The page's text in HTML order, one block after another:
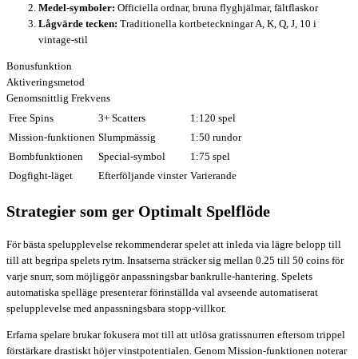
Medel-symboler: Officiella ordnar, bruna flyghjälmar, fältflaskor
Lågvärde tecken: Traditionella kortbeteckningar A, K, Q, J, 10 i
vintage-stil
Bonusfunktion
Aktiveringsmetod
Genomsnittlig Frekvens
Free Spins
3+ Scatters
1:120 spel
Mission-funktionen Slumpmässig
1:50 rundor
Bombfunktionen
Special-symbol
1:75 spel
Dogfight-läget
Efterföljande vinster Varierande
Strategier som ger Optimalt Spelflöde
För bästa spelupplevelse rekommenderar spelet att inleda via lägre belopp till
till att begripa spelets rytm. Insatserna sträcker sig mellan 0.25 till 50 coins för
varje snurr, som möjliggör anpassningsbar bankrulle-hantering. Spelets
automatiska spelläge presenterar förinställda val avseende automatiserat
spelupplevelse med anpassningsbara stopp-villkor.
Erfarna spelare brukar fokusera mot till att utlösa gratissnurren eftersom trippel
förstärkare drastiskt höjer vinstpotentialen. Genom Mission-funktionen noterar